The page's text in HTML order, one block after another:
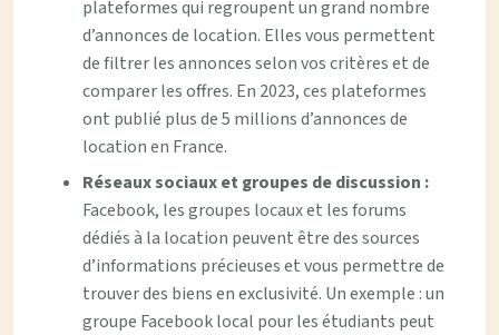
plateformes qui regroupent un grand nombre
d’annonces de location. Elles vous permettent
de filtrer les annonces selon vos critères et de
comparer les offres. En 2023, ces plateformes
ont publié plus de 5 millions d’annonces de
location en France.
Réseaux sociaux et groupes de discussion :
Facebook, les groupes locaux et les forums
dédiés à la location peuvent être des sources
d’informations précieuses et vous permettre de
trouver des biens en exclusivité. Un exemple : un
groupe Facebook local pour les étudiants peut